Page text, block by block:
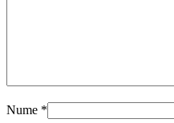
Nume *